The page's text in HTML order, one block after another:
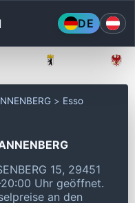
DE
Esso
15, 29451
Uhr geöffnet.
an den